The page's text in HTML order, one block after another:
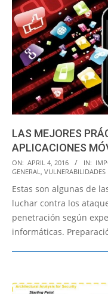
LAS MEJORES
APLICACIONES
2016-
04-
04
ON: APRIL 4, 2016 IN:
GENERAL, VULNERABILIDADES
Estas son algunas de
luchar contra los
penetración según
informáticas.